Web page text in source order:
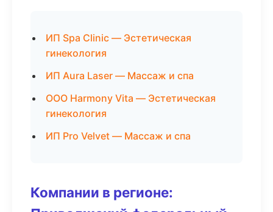
ИП Spa Clinic — Эстетическая
гинекология
ИП Aura Laser — Массаж и спа
ООО Harmony Vita — Эстетическая
гинекология
ИП Pro Velvet — Массаж и спа
Компании в регионе: